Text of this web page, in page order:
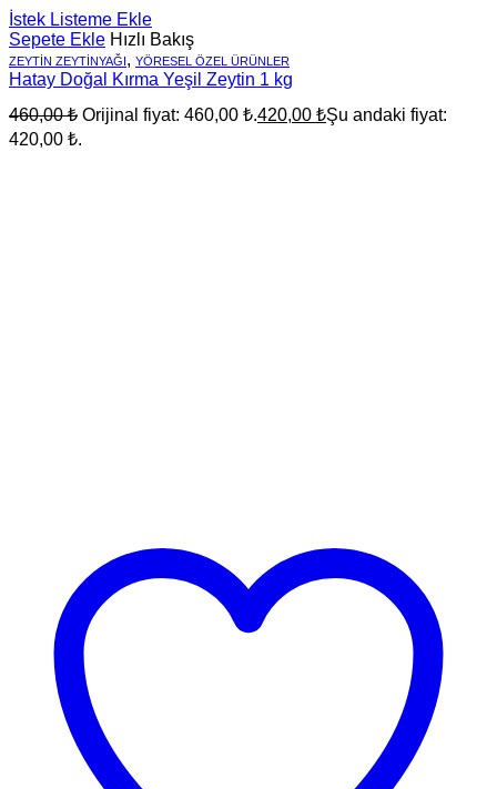
İstek Listeme Ekle
Sepete Ekle Hızlı Bakış
ZEYTIN ZEYTINYAĞI , YÖRESEL ÖZEL ÜRÜNLER
Hatay Doğal Kırma Yeşil Zeytin 1 kg
460,00₺ Orijinal fiyat: 460,00 ₺.420,00 ₺Şu andaki fiyat:
420,00 ₺.